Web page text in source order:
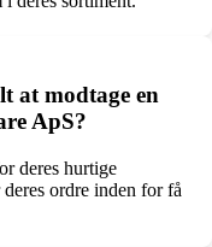
at modtage en
ApS?
deres hurtige
ordre inden for få